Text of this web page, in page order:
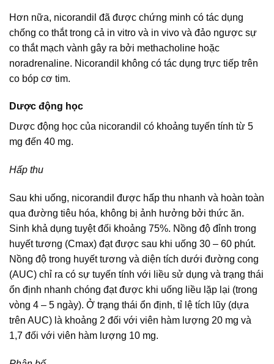
Hơn nữa, nicorandil đã được chứng minh có tác dụng
chống co thắt trong cả in vitro và in vivo và đảo ngược sự
co thắt mạch vành gây ra bởi methacholine hoặc
noradrenaline. Nicorandil không có tác dụng trực tiếp trên
co bóp cơ tim.
Dược động học
Dược động học của nicorandil có khoảng tuyến tính từ 5
mg đến 40 mg.
Hấp thu
Sau khi uống, nicorandil được hấp thu nhanh và hoàn toàn
qua đường tiêu hóa, không bị ảnh hưởng bởi thức ăn.
Sinh khả dụng tuyệt đối khoảng 75%. Nồng độ đỉnh trong
huyết tương (Cmax) đạt được sau khi uống 30 – 60 phút.
Nồng độ trong huyết tương và diện tích dưới đường cong
(AUC) chỉ ra có sự tuyến tính với liều sử dụng và trạng thái
ổn định nhanh chóng đạt được khi uống liều lặp lại (trong
vòng 4 – 5 ngày). Ở trạng thái ổn định, tỉ lệ tích lũy (dựa
trên AUC) là khoảng 2 đối với viên hàm lượng 20 mg và
1,7 đối với viên hàm lượng 10 mg.